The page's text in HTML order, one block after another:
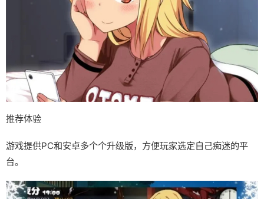
推荐体验
游戏提供PC和安卓多个个升级版，方便玩家选定自己痴迷的平
台。